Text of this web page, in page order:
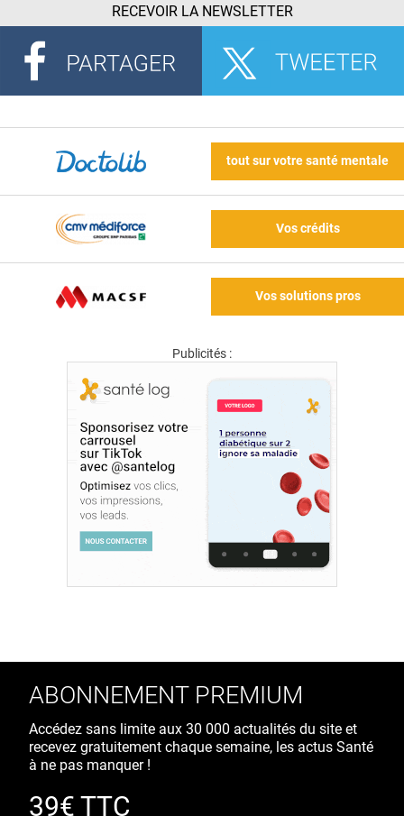
RECEVOIR LA NEWSLETTER
tout sur votre santé mentale
Vos crédits
Vos solutions pros
Publicités :
ABONNEMENT PREMIUM
Accédez sans limite aux 30 000 actualités du site et
recevez gratuitement chaque semaine, les actus Santé
à ne pas manquer !
39€ TTC